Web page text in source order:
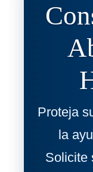
Proteja
la
Solicite